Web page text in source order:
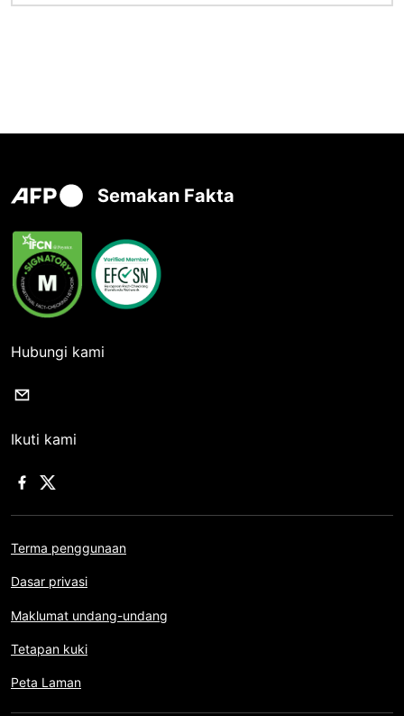
Semakan Fakta
Hubungi kami
Ikuti kami
Terma penggunaan
Dasar privasi
Maklumat undang-undang
Tetapan kuki
Peta Laman